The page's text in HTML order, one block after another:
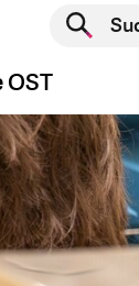
Suche
OST